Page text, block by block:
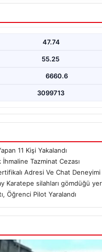
Temizlik İhmaline
kişisel hijyene özen
47.74
55.25
6660.6
3099713
11 Kişi Yakalandı
İhmaline Tazminat Cezası
Adresi Ve Chat Deneyimi
Karatepe silahları gömdüğü
Öğrenci Pilot Yaralandı